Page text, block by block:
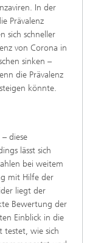
In der
Prävalenz
sich schneller
von Corona in
sinken –
die Prävalenz
könnte.
diese
lässt sich
bei weitem
mit Hilfe der
liegt der
Bewertung der
Einblick in die
testet, wie sich